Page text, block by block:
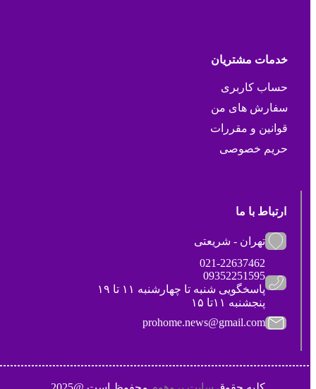
خدمات مشتریان
حساب کاربری
سفارش های من
قوانین و مقررات
حریم خصوصی
ارتباط با ما
تهران - شریعتی
021-22637462
09352251595
پاسخگویی شنبه تا چهارشنبه ۱۱ تا ۱۹
پنجشنبه ۱۱تا ۱۵
prohome.news@gmail.com